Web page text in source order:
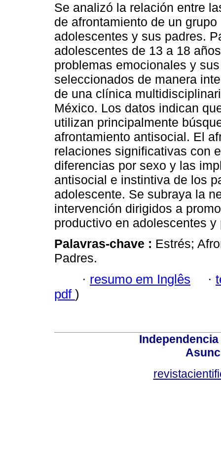
Se analizó la relación entre
de afrontamiento de un grupo
adolescentes y sus padres.
adolescentes de 13 a 18
problemas emocionales y
seleccionados de manera
de una clínica
México. Los datos indican
utilizan principalmente
afrontamiento antisocial. El
relaciones significativas con
diferencias por sexo y las
antisocial e instintiva de los
adolescente. Se subraya la
intervención dirigidos a
productivo en adolescentes y
Palavras-chave : Estrés;
Padres.
· resumo em Inglês ·
pdf )